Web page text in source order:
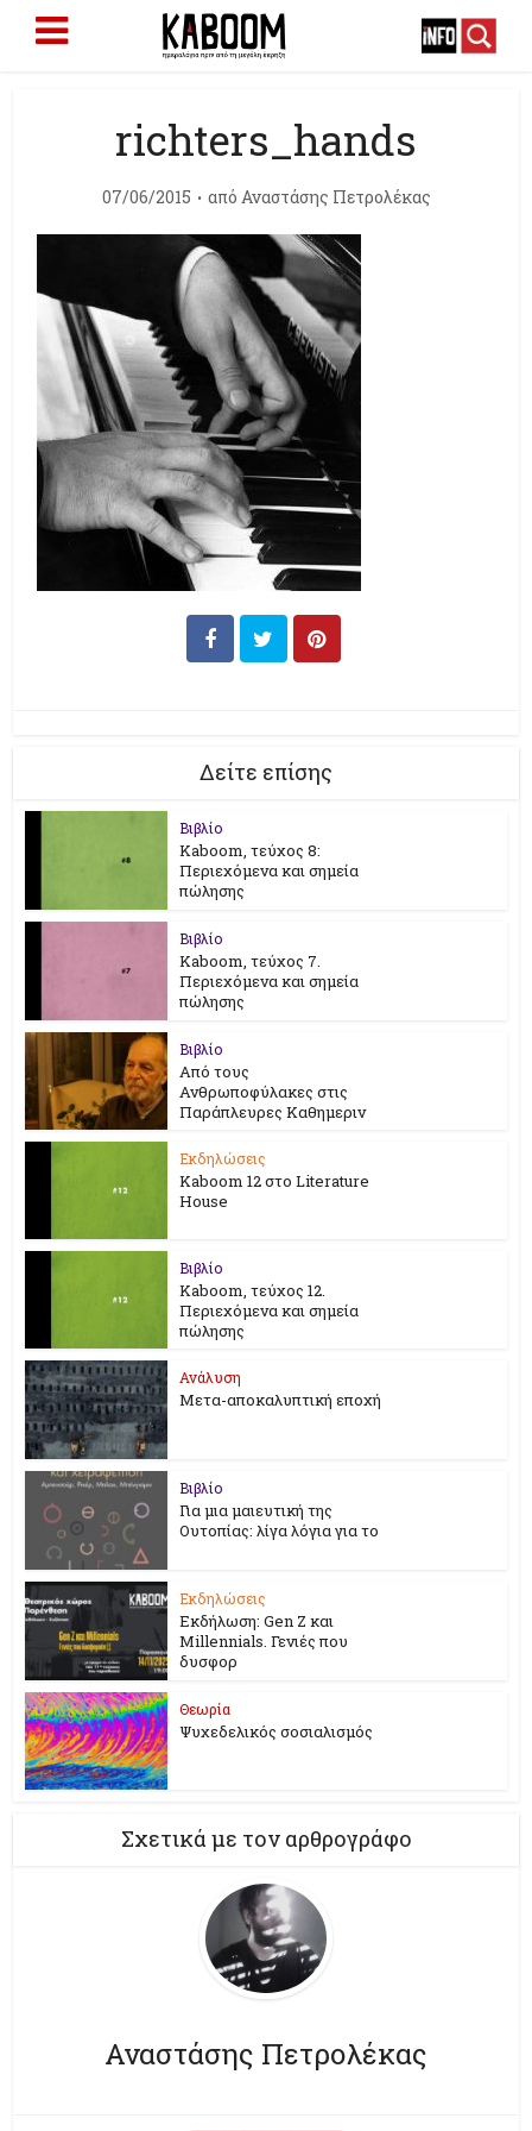
richters_hands
07/06/2015 από Αναστάσης Πετρολέκας
Δείτε επίσης
Βιβλίο
Kaboom, τεύχος 8:
Περιεχόμενα και σημεία
πώλησης
Βιβλίο
Kaboom, τεύχος 7.
Περιεχόμενα και σημεία
πώλησης
Βιβλίο
Από τους
Ανθρωποφύλακες στις
Παράπλευρες Καθημεριν
Εκδηλώσεις
Kaboom 12 στο Literature
House
Βιβλίο
Kaboom, τεύχος 12.
Περιεχόμενα και σημεία
πώλησης
Ανάλυση
Μετα-αποκαλυπτική εποχή
Βιβλίο
Για μια μαιευτική της
Ουτοπίας: λίγα λόγια για το
Εκδηλώσεις
Εκδήλωση: Gen Z και
Millennials. Γενιές που
δυσφορ
Θεωρία
Ψυχεδελικός σοσιαλισμός
Σχετικά με τον αρθρογράφο
Αναστάσης Πετρολέκας